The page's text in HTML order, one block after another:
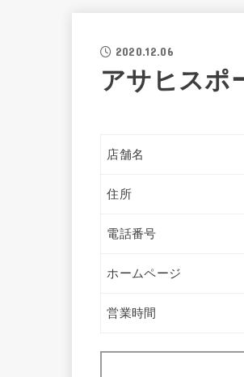
2020.12.06
アサヒスポ
店舗名
住所
電話番号
ホームページ
営業時間